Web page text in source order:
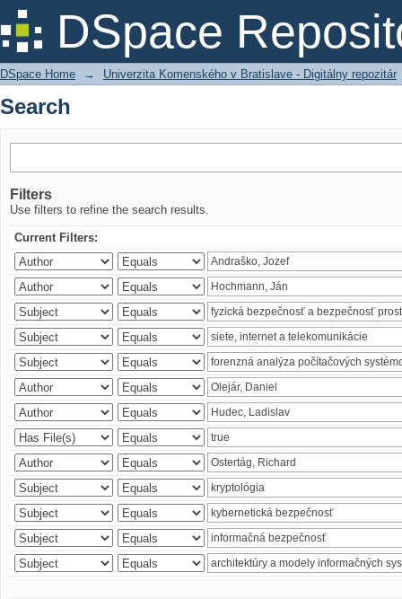
DSpace
Search
DSpace Home → Univerzita Komenského v Bratislave - Digitálny repozitár
Search
Filters
Use filters to refine the search results.
Current Filters: